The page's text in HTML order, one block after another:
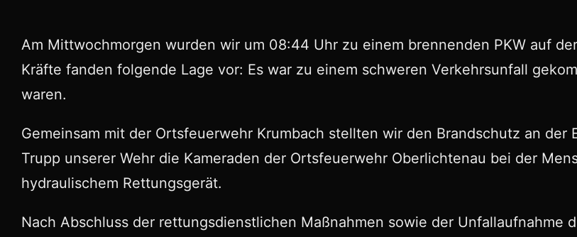
Am Mittwochmorgen wurden wir um 08:44 Uhr zu einem brennenden PKW auf
Kräfte fanden folgende Lage vor: Es war zu einem schweren Verkehrsunfall
waren.
Gemeinsam mit der Ortsfeuerwehr Krumbach stellten wir den Brandschutz an
Trupp unserer Wehr die Kameraden der Ortsfeuerwehr Oberlichtenau bei der
hydraulischem Rettungsgerät.
Nach Abschluss der rettungsdienstlichen Maßnahmen sowie der Unfallaufnahme